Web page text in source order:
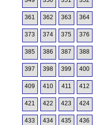
361 362 363 364
373 374 375 376
385 386 387 388
397 398 399 400
409 410 411 412
421 422 423 424
433 434 435 436